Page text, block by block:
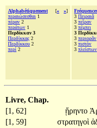
Alphabétiquement [« »]
περαιώσεσθαι 1
πέραν 2
περάτων 1
Περδίκκαν 3
Περδίκκας 2
Περδίκκου 2
περί 2
3 Πειραιᾶ
3 πεῖραν
3 πέμπει
3
3 περιορᾶν
3 πιστὸν
3 πλείστων
Livre, Chap.
[1, 62]
ᾕρηντο
[1, 59]
στρατηγοὶ